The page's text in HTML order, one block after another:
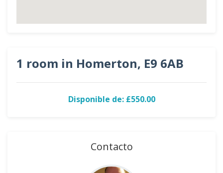
1 room in Homerton, E9 6AB
Disponible de: £550.00
Contacto